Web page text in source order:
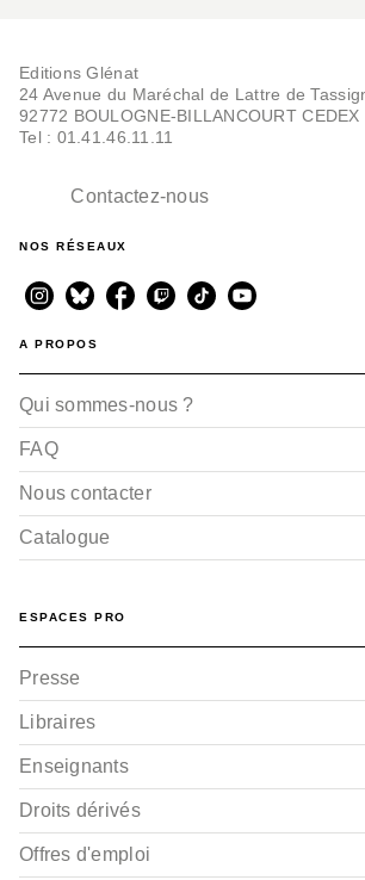
Editions Glénat
24 Avenue du Maréchal de Lattre de
92772 BOULOGNE-BILLANCOURT CEDEX
Tel : 01.41.46.11.11
Contactez-nous
NOS RÉSEAUX
A PROPOS
Qui sommes-nous ?
FAQ
Nous contacter
Catalogue
ESPACES PRO
Presse
Libraires
Enseignants
Droits dérivés
Offres d'emploi